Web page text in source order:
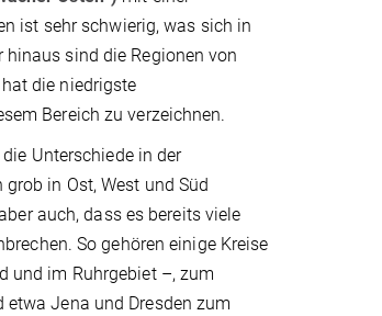
ist sehr schwierig, was sich in
sind die Regionen von
die niedrigste
Bereich zu verzeichnen.
Unterschiede in der
in Ost, West und Süd
auch, dass es bereits viele
So gehören einige Kreise
und im Ruhrgebiet –, zum
Jena und Dresden zum